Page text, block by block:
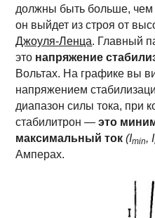
должны быть больше, чем
он выйдет из строя от
Джоуля-Ленца. Главный
это напряжение
Вольтах. На графике вы
напряжением
диапазон силы тока, при
стабилитрон —это
максимальный ток(Imin, I
Амперах.